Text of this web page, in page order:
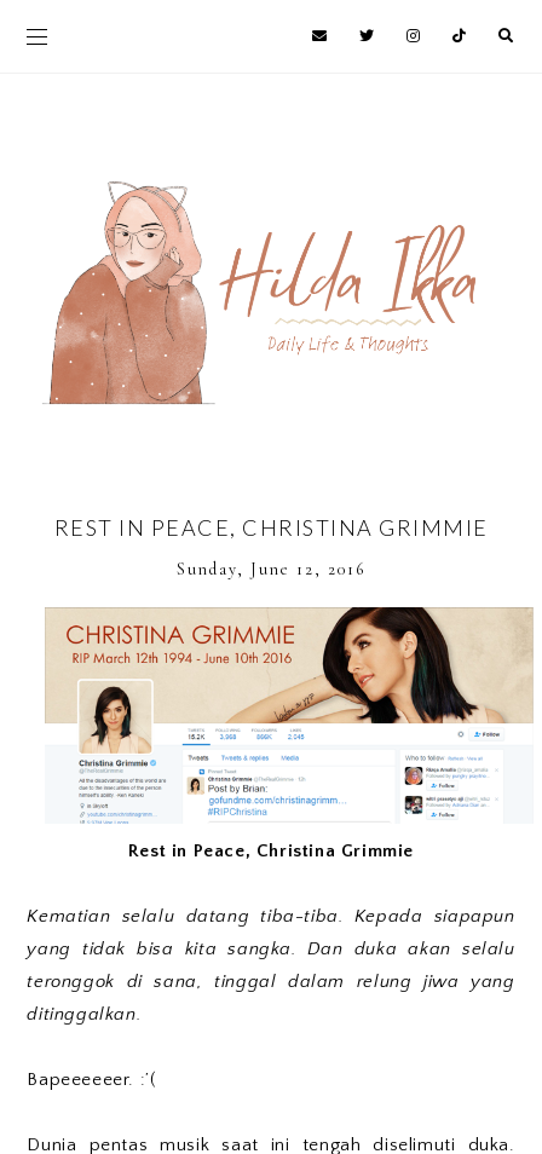
REST IN PEACE, CHRISTINA GRIMMIE
Sunday, June 12, 2016
Rest in Peace, Christina Grimmie
Kematian selalu datang tiba-tiba. Kepada siapapun
yang tidak bisa kita sangka. Dan duka akan selalu
teronggok di sana, tinggal dalam relung jiwa yang
ditinggalkan.
Bapeeeeeer. :’(
Dunia pentas musik saat ini tengah diselimuti duka.